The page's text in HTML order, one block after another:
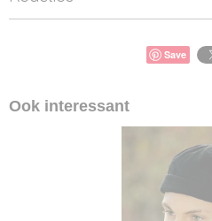
Save
Ook interessant